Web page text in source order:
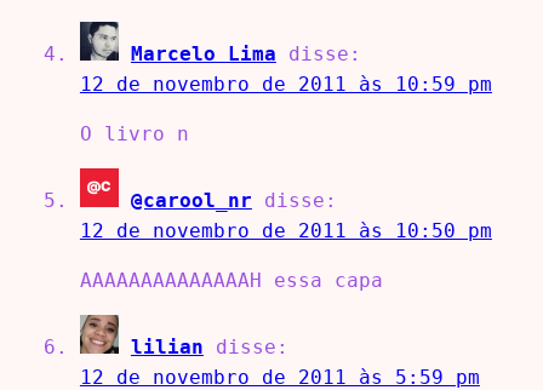
Marcelo Lima
disse:
12 de novembro de 2011 às 10:59 pm
O livro n
@carool_nr
disse:
12 de novembro de 2011 às 10:50 pm
AAAAAAAAAAAAAAH essa capa
lilian
disse:
12 de novembro de 2011 às 5:59 pm